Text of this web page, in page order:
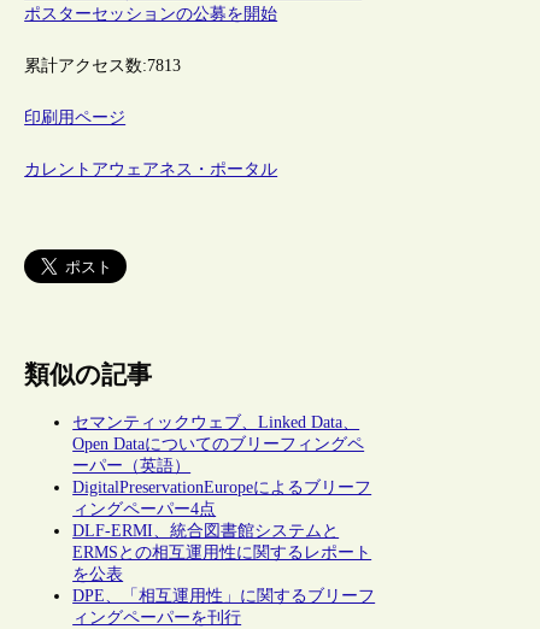
ポスターセッションの公募を開始
累計アクセス数:7813
印刷用ページ
カレントアウェアネス・ポータル
類似の記事
セマンティックウェブ、Linked Data、
Open Dataについてのブリーフィングペ
ーパー（英語）
DigitalPreservationEuropeによるブリーフ
ィングペーパー4点
DLF-ERMI、統合図書館システムと
ERMSとの相互運用性に関するレポート
を公表
DPE、「相互運用性」に関するブリーフ
ィングペーパーを刊行